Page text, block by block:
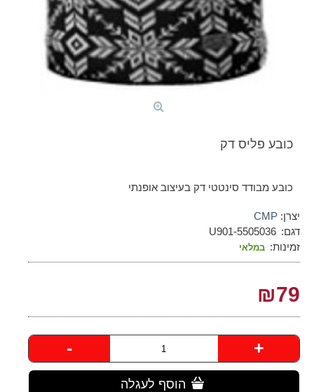
כובע פליס דק
כובע מבודד סינטטי דק בעיצוב אופנתי
יצרן: CMP
דגם: 5505036-U901
זמינות: במלאי
₪79
- +
הוסף לעגלה